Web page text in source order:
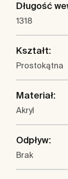
Długość
1318
Kształt:
Prostokątna
Materiał:
Akryl
Odpływ:
Brak